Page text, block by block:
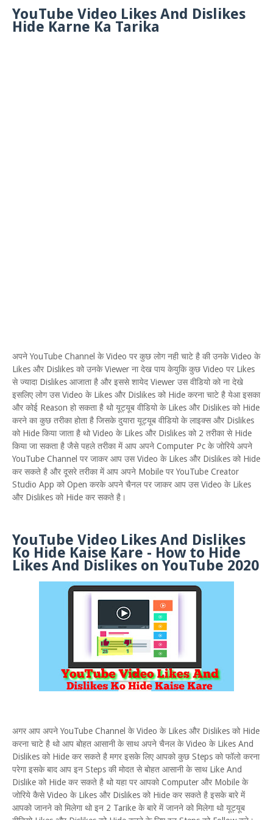
YouTube Video Likes And Dislikes
Hide Karne Ka Tarika
अपने YouTube Channel के Video पर कुछ लोग नही चाटे है की उनके Video के
Likes और Dislikes को उनके Viewer ना देख पाय केयुकि कुछ Video पर Likes
से ज्यादा Dislikes आजाता है और इससे शायेद Viewer उस वीडियो को ना देखे
इसलिए लोग उस Video के Likes और Dislikes को Hide करना चाटे है येआ इसका
और कोई Reason हो सकता है थो यूट्यूब वीडियो के Likes और Dislikes को Hide
करने का कुछ तरीका होता है जिसके दुयारा यूट्यूब वीडियो के लाइक्स और Dislikes
को Hide किया जाता है थो Video के Likes और Dislikes को 2 तरीका से Hide
किया जा सकता है जैसे पहले तरीका में आप अपने Computer Pc के जोरिये अपने
YouTube Channel पर जाकर आप उस Video के Likes और Dislikes को Hide
कर सकते है और दूसरे तरीका में आप अपने Mobile पर YouTube Creator
Studio App को Open करके अपने चैनल पर जाकर आप उस Video के Likes
और Dislikes को Hide कर सकते है।
YouTube Video Likes And Dislikes
Ko Hide Kaise Kare - How to Hide
Likes And Dislikes on YouTube 2020
अगर आप अपने YouTube Channel के Video के Likes और Dislikes को Hide
करना चाटे है थो आप बोहत आसानी के साथ अपने चैनल के Video के Likes And
Dislikes को Hide कर सकते है मगर इसके लिए आपको कुछ Steps को फॉलो करना
परेगा इसके बाद आप इन Steps की मोदत से बोहत आसानी के साथ Like And
Dislike को Hide कर सकते है थो यहा पर आपको Computer और Mobile के
जोरिये कैसे Video के Likes और Dislikes को Hide कर सकते है इसके बारे में
आपको जानने को मिलेगा थो इन 2 Tarike के बारे में जानने को मिलेगा थो यूट्यूब